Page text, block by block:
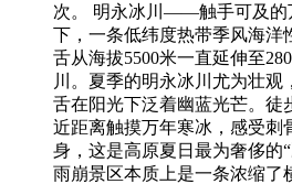
次。 明永冰川——触手可及的
下，一条低纬度热带季风海洋
舌从海拔5500米一直延伸至
川。夏季的明永冰川尤为壮观
舌在阳光下泛着幽蓝光芒。徒
近距离触摸万年寒冰，感受刺
身，这是高原夏日最为奢侈
雨崩景区本质上是一条浓缩了